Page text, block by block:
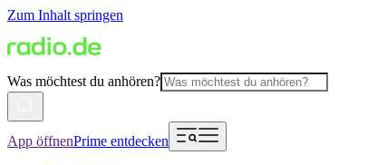
Zum Inhalt springen
Was möchtest du anhören?
App öffnenPrime entdecken